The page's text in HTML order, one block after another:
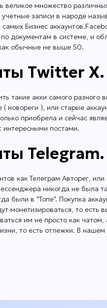
множество
записи в народе
самых Бизнес
документам в системе, и
обычные не выше 50.
Twitter
такие акки самого
( новореги ), или старые
приобрела и сейчас
интересными постами.
как Телеграм Авторег,
никогда не была
были в "Топе". Покупка
монетизироваться, то есть
им не просто как
то есть отлежки. В